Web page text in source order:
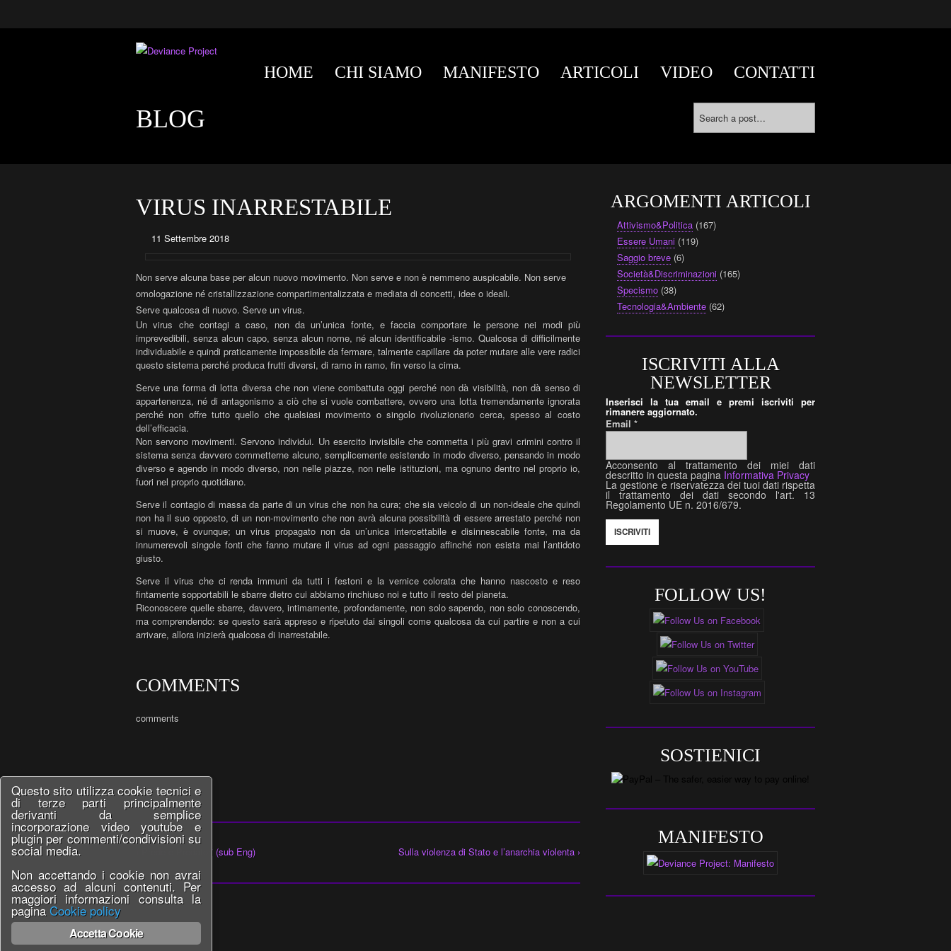
HOME CHI SIAMO MANIFESTO ARTICOLI VIDEO CONTATTI
BLOG
VIRUS INARRESTABILE
11 Settembre 2018
Non serve alcuna base per alcun nuovo movimento. Non serve e non è nemmeno auspicabile. Non serve
omologazione né cristallizzazione compartimentalizzata e mediata di concetti, idee o ideali.
Serve qualcosa di nuovo. Serve un virus.
Un virus che contagi a caso, non da un’unica fonte, e faccia comportare le persone nei modi più
imprevedibili, senza alcun capo, senza alcun nome, né alcun identificabile -ismo. Qualcosa di difficilmente
individuabile e quindi praticamente impossibile da fermare, talmente capillare da poter mutare alle vere radici
questo sistema perché produca frutti diversi, di ramo in ramo, fin verso la cima.
Serve una forma di lotta diversa che non viene combattuta oggi perché non dà visibilità, non dà senso di
appartenenza, né di antagonismo a ciò che si vuole combattere, ovvero una lotta tremendamente ignorata
perché non offre tutto quello che qualsiasi movimento o singolo rivoluzionario cerca, spesso al costo
dell’efficacia.
Non servono movimenti. Servono individui. Un esercito invisibile che commetta i più gravi crimini contro il
sistema senza davvero commetterne alcuno, semplicemente esistendo in modo diverso, pensando in modo
diverso e agendo in modo diverso, non nelle piazze, non nelle istituzioni, ma ognuno dentro nel proprio io,
fuori nel proprio quotidiano.
Serve il contagio di massa da parte di un virus che non ha cura; che sia veicolo di un non-ideale che quindi
non ha il suo opposto, di un non-movimento che non avrà alcuna possibilità di essere arrestato perché non
si muove, è ovunque; un virus propagato non da un’unica intercettabile e disinnescabile fonte, ma da
innumerevoli singole fonti che fanno mutare il virus ad ogni passaggio affinché non esista mai l’antidoto
giusto.
Serve il virus che ci renda immuni da tutti i festoni e la vernice colorata che hanno nascosto e reso
fintamente sopportabili le sbarre dietro cui abbiamo rinchiuso noi e tutto il resto del pianeta.
Riconoscere quelle sbarre, davvero, intimamente, profondamente, non solo sapendo, non solo conoscendo,
ma comprendendo: se questo sarà appreso e ripetuto dai singoli come qualcosa da cui partire e non a cui
arrivare, allora inizierà qualcosa di inarrestabile.
COMMENTS
comments
‹ Prede e Predatori (sub Eng) Sulla violenza di Stato e l’anarchia violenta ›
ARGOMENTI ARTICOLI
Attivismo&Politica (167)
Essere Umani (119)
Saggio breve (6)
Società&Discriminazioni (165)
Specismo (38)
Tecnologia&Ambiente (62)
ISCRIVITI ALLA
NEWSLETTER
Inserisci la tua email e premi iscriviti per
rimanere aggiornato.
Email*
Acconsento al trattamento dei miei dati
descritto in questa pagina Informativa Privacy
La gestione e riservatezza dei tuoi dati rispetta
il trattamento dei dati secondo l'art. 13
Regolamento UE n. 2016/679.
FOLLOW US!
SOSTIENICI
MANIFESTO
Questo sito utilizza cookie tecnici e
di terze parti principalmente
derivanti da semplice
incorporazione video youtube e
plugin per commenti/condivisioni su
social media.
Non accettando i cookie non avrai
accesso ad alcuni contenuti. Per
maggiori informazioni consulta la
paginaCookie policy
Accetta Cookie